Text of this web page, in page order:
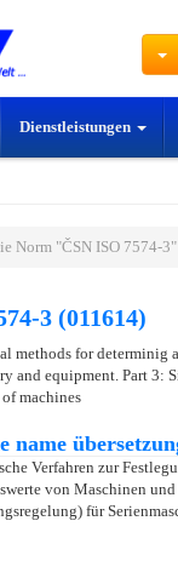
Dienstleistungen
Norm "ČSN ISO 7574-3"
3 (011614)
methods for determinig
and equipment. Part 3:
machines
name
Verfahren zur
von Maschinen
für